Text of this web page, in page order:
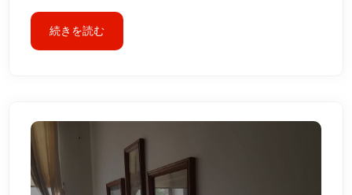
続きを読む